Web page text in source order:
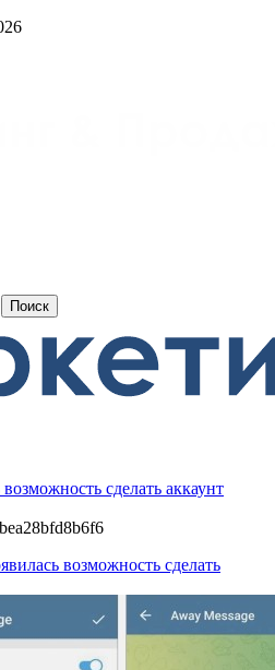
сделать аккаунт
возможность сделать